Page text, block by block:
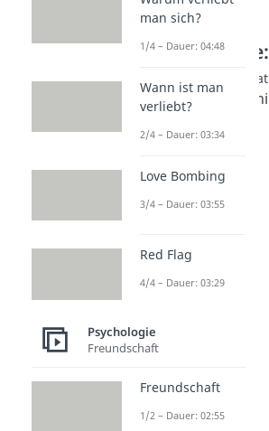
Weitere
Gewaltfreie
Gewaltfreie
Giraffensprache
man sich?
1/4 – Dauer: 04:48
Wann ist man
verliebt?
2/4 – Dauer: 03:34
Love Bombing
3/4 – Dauer: 03:55
Red Flag
4/4 – Dauer: 03:29
Psychologie
Freundschaft
Freundschaft
1/2 – Dauer: 02:55